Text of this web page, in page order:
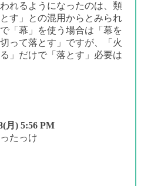
れるようになったのは、類
す」との混用からとみられ
「幕」を使う場合は「幕を
って落とす」ですが、「火
」だけで「落とす」必要は
月) 5:56 PM
たっけ